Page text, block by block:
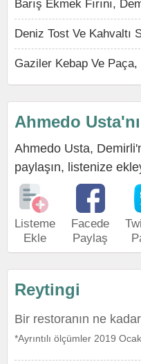
Barış Ekmek Fırını,
Deniz Tost Ve Kahvaltı
Gaziler Kebap Ve Paça,
Ahmedo
Ahmedo Usta,
paylaşın, listenize
Listeme
Ekle
Facede
Paylaş
Reytingi
Bir restoranın ne
*Ayrıntılı ölçümler 2019